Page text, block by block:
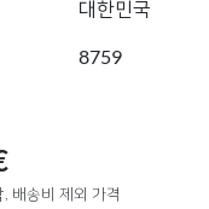
대한민국
8759
배송비 제외 가격